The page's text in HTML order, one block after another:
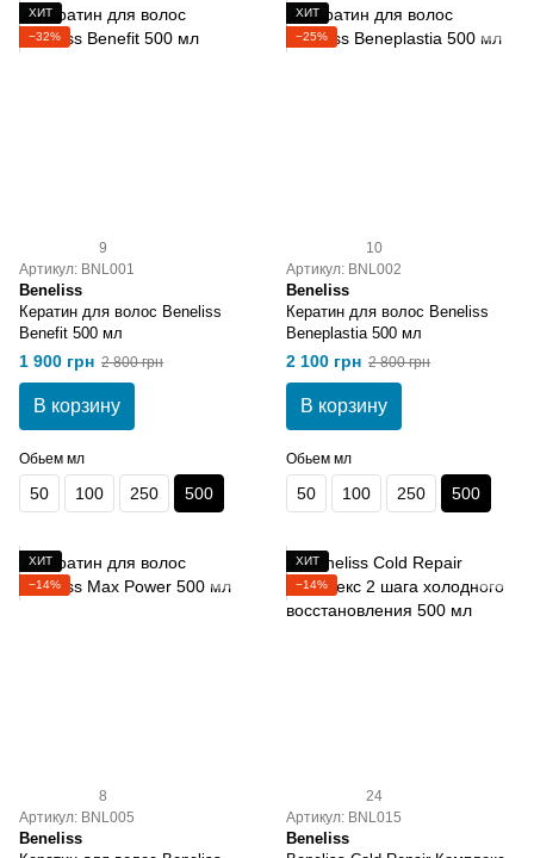
ХИТ
−32%
9
Артикул: BNL001
Beneliss
Кератин для волос Beneliss
Benefit 500 мл
1 900 грн 2 800 грн
В корзину
Обьем мл
50 100 250 500
ХИТ
−25%
10
Артикул: BNL002
Beneliss
Кератин для волос Beneliss
Beneplastia 500 мл
2 100 грн 2 800 грн
В корзину
Обьем мл
50 100 250 500
ХИТ
−14%
8
Артикул: BNL005
Beneliss
ХИТ
−14%
24
Артикул: BNL015
Beneliss